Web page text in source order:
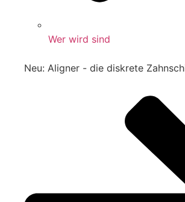
Wer wird sind
Neu: Aligner - die diskrete